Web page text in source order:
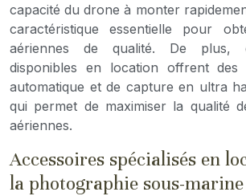
capacité du drone à monter
caractéristique essentielle pour
aériennes de qualité. De plus,
disponibles en location offrent des
automatique et de capture en ultra
qui permet de maximiser la qualité
aériennes.
Accessoires spécialisés en
la photographie sous-marine